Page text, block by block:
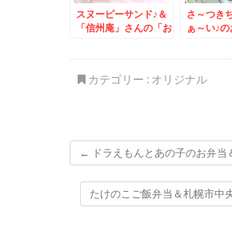
スヌーピーサンド♪＆
「信州庵」さんの「お
好き♪
さ～つき
ぁ～い♪
カテゴリー : オリジナル
← ドラえもんとあの子のお弁
たけのこご飯弁当＆札幌市中